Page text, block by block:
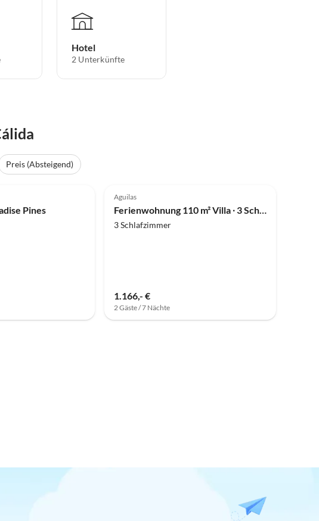
Hotel
2 Unterkünfte
Preis (Absteigend)
Pines
Aguilas
Ferienwohnung 110 m² Villa ∙ 3 Schlafzimmer ∙ 6 Gäste
3 Schlafzimmer
1.166,- €
2 Gäste / 7 Nächte